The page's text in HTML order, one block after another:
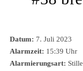
Datum: 7. Juli 2023
Alarmzeit: 15:39 Uhr
Alarmierungsart: